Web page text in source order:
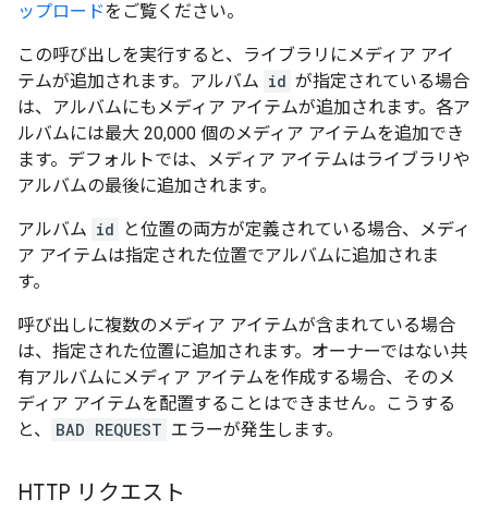
ップロードをご覧ください。
この呼び出しを実行すると、ライブラリにメディア アイ
テムが追加されます。アルバム id が指定されている場合
は、アルバムにもメディア アイテムが追加されます。各ア
ルバムには最大 20,000 個のメディア アイテムを追加でき
ます。デフォルトでは、メディア アイテムはライブラリや
アルバムの最後に追加されます。
アルバム id
と位置の両方が定義されている場合、メディ
ア アイテムは指定された位置でアルバムに追加されま
す。
呼び出しに複数のメディア アイテムが含まれている場合
は、指定された位置に追加されます。オーナーではない共
有アルバムにメディア アイテムを作成する場合、そのメ
ディア アイテムを配置することはできません。こうする
と、
BAD REQUEST エラーが発生します。
HTTP リクエスト